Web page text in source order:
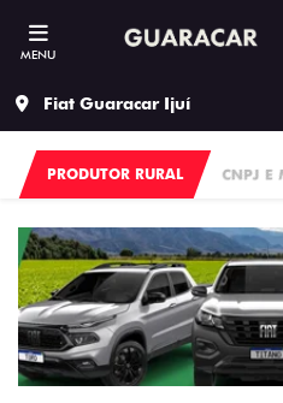
MENU
Fiat Guaracar Ijuí
CNPJ E
PRODUTOR RURAL